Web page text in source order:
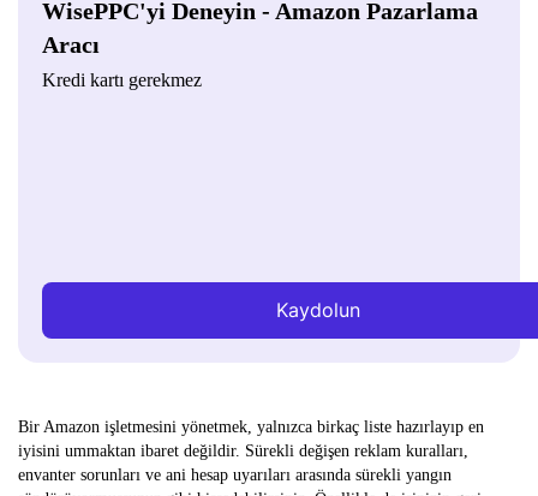
WisePPC'yi Deneyin - Amazon Pazarlama
Aracı
Kredi kartı gerekmez
Kaydolun
Bir Amazon işletmesini yönetmek, yalnızca birkaç liste hazırlayıp en
iyisini ummaktan ibaret değildir. Sürekli değişen reklam kuralları,
envanter sorunları ve ani hesap uyarıları arasında sürekli yangın